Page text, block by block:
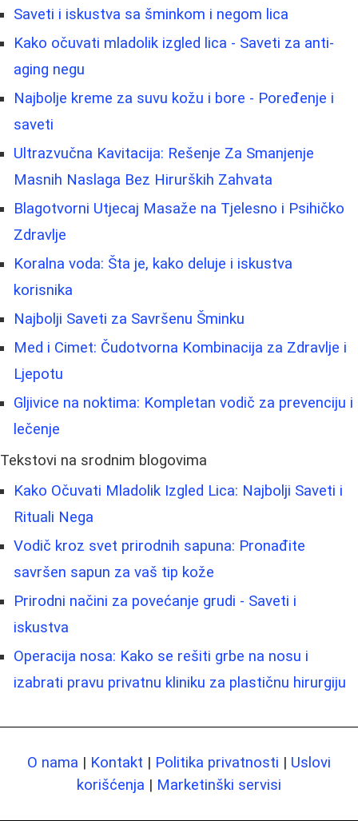
Saveti i iskustva sa šminkom i negom lica
Kako očuvati mladolik izgled lica - Saveti za anti-
aging negu
Najbolje kreme za suvu kožu i bore - Poređenje i
saveti
Ultrazvučna Kavitacija: Rešenje Za Smanjenje
Masnih Naslaga Bez Hirurških Zahvata
Blagotvorni Utjecaj Masaže na Tjelesno i Psihičko
Zdravlje
Koralna voda: Šta je, kako deluje i iskustva
korisnika
Najbolji Saveti za Savršenu Šminku
Med i Cimet: Čudotvorna Kombinacija za Zdravlje i
Ljepotu
Gljivice na noktima: Kompletan vodič za prevenciju i
lečenje
Tekstovi na srodnim blogovima
Kako Očuvati Mladolik Izgled Lica: Najbolji Saveti i
Rituali Nega
Vodič kroz svet prirodnih sapuna: Pronađite
savršen sapun za vaš tip kože
Prirodni načini za povećanje grudi - Saveti i
iskustva
Operacija nosa: Kako se rešiti grbe na nosu i
izabrati pravu privatnu kliniku za plastičnu hirurgiju
O nama | Kontakt | Politika privatnosti | Uslovi
korišćenja | Marketinški servisi